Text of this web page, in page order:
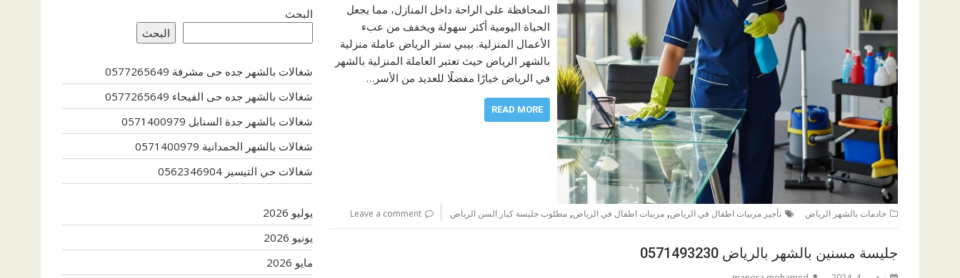
المحافظة على الراحة داخل المنازل، مما يجعل
الحياة اليومية أكثر سهولة ويخفف من عبء
الأعمال المنزلية. بيبي ستر الرياض عاملة منزلية
بالشهر الرياض حيث تعتبر العاملة المنزلية بالشهر
في الرياض خيارًا مفضلًا للعديد من الأسر…
READ MORE
خادمات بالشهر الرياض تأجير مربيات اطفال في الرياض, مربيات اطفال في الرياض, مطلوب جليسة كبار السن الرياض Leave a comment
جليسة مسنين بالشهر بالرياض 0571493230
البحث
البحث
شغالات بالشهر جده حى مشرفة 0577265649
شغالات بالشهر جده حى الفيحاء 0577265649
شغالات بالشهر جدة السنابل 0571400979
شغالات بالشهر الحمدانية 0571400979
شغالات حي التيسير 0562346904
يوليو 2026
يونيو 2026
مايو 2026